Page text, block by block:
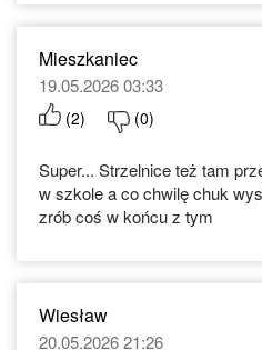
Mieszkaniec
19.05.2026 03:33
(2) (0)
Super... Strzelnice też tam
w szkole a co chwilę chuk
zrób coś w końcu z tym
Wiesław
20.05.2026 21:26